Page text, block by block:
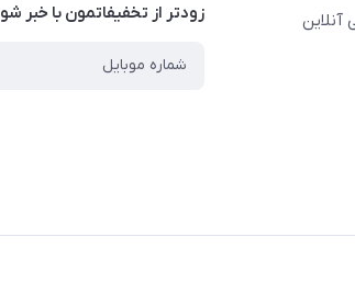
آنلاین
زودتر از تخفیفاتمون با خبر شو